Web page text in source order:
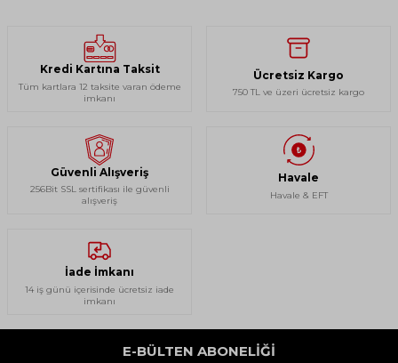
Kredi Kartına Taksit
Tüm kartlara 12 taksite varan ödeme
imkanı
Ücretsiz Kargo
750 TL ve üzeri ücretsiz kargo
Güvenli Alışveriş
256Bit SSL sertifikası ile güvenli
alışveriş
Havale
Havale & EFT
İade İmkanı
14 iş günü içerisinde ücretsiz iade
imkanı
E-BÜLTEN ABONELIĞI